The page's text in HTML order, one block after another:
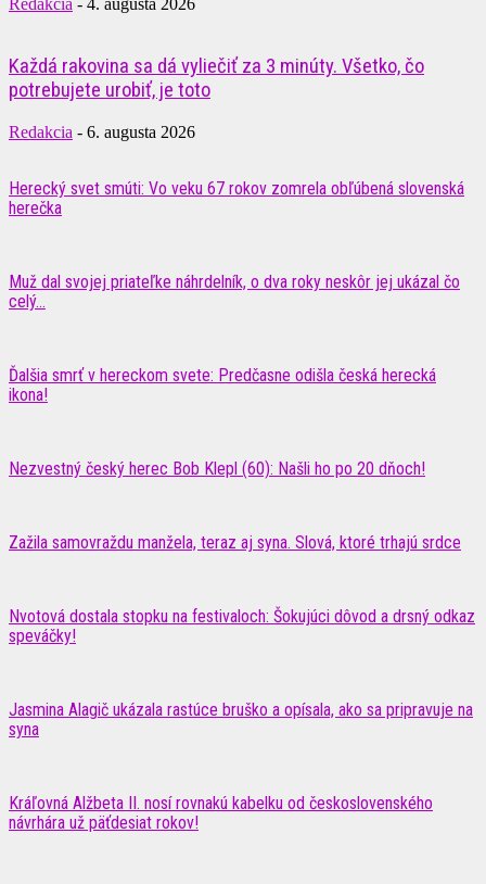
Redakcia - 4. augusta 2026
Každá rakovina sa dá vyliečiť za 3 minúty. Všetko, čo
potrebujete urobiť, je toto
Redakcia - 6. augusta 2026
Herecký svet smúti: Vo veku 67 rokov zomrela obľúbená slovenská
herečka
Muž dal svojej priateľke náhrdelník, o dva roky neskôr jej ukázal čo
celý...
Ďalšia smrť v hereckom svete: Predčasne odišla česká herecká
ikona!
Nezvestný český herec Bob Klepl (60): Našli ho po 20 dňoch!
Zažila samovraždu manžela, teraz aj syna. Slová, ktoré trhajú srdce
Nvotová dostala stopku na festivaloch: Šokujúci dôvod a drsný odkaz
speváčky!
Jasmina Alagič ukázala rastúce bruško a opísala, ako sa pripravuje na
syna
Kráľovná Alžbeta II. nosí rovnakú kabelku od československého
návrhára už päťdesiat rokov!